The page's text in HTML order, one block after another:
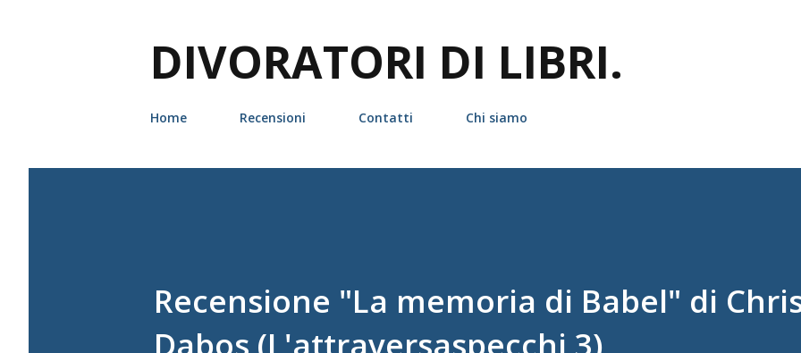
DIVORATORI DI LIBRI.
Home Recensioni Contatti Chi siamo
Recensione "La memoria di Babel" di
Dabos (L'attraversaspecchi 3)